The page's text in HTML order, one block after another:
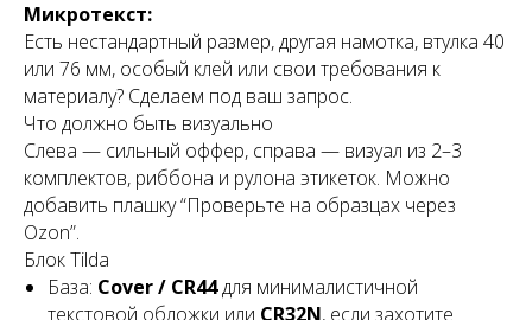
Микротекст:
Есть нестандартный размер, другая намотка, втулка 40
или 76 мм, особый клей или свои требования к
материалу? Сделаем под ваш запрос.
Что должно быть визуально
Слева — сильный оффер, справа — визуал из 2–3
комплектов, риббона и рулона этикеток. Можно
добавить плашку “Проверьте на образцах через
Ozon”.
Блок Tilda
База: Cover / CR44для минималистичной
текстовой обложки или CR32N, если захотите